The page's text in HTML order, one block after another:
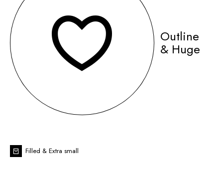
Outline
& Huge
Filled & Extra small